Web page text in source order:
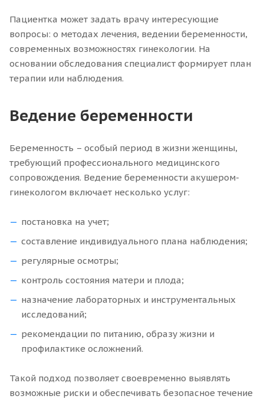
Пациентка может задать врачу интересующие
вопросы: о методах лечения, ведении беременности,
современных возможностях гинекологии. На
основании обследования специалист формирует план
терапии или наблюдения.
Ведение беременности
Беременность – особый период в жизни женщины,
требующий профессионального медицинского
сопровождения. Ведение беременности акушером-
гинекологом включает несколько услуг:
постановка на учет;
составление индивидуального плана наблюдения;
регулярные осмотры;
контроль состояния матери и плода;
назначение лабораторных и инструментальных
исследований;
рекомендации по питанию, образу жизни и
профилактике осложнений.
Такой подход позволяет своевременно выявлять
возможные риски и обеспечивать безопасное течение